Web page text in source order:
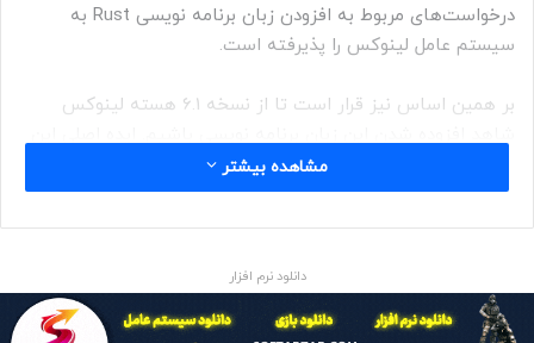
درخواست‌های مربوط به افزودن زبان برنامه نویسی Rust به
سیستم عامل لینوکس را پذیرفته است.
بر همین اساس نیز قرار است تا از نسخه 6.1 هسته لینوکس
نیست که کل هسته لینوکس با Rust بازنویسی شود و به جای آن
کد بیس فعلی C این سیستم عامل با کمک کامپوننت‌ها زبان
Rust، بهینه‌سازی شود. این امر موجب می‌شود که احتمال رخ دادن
می‌شوند به شدت کاهش پیدا کند.
مشاهده بیشتر
دانلود نرم افزار